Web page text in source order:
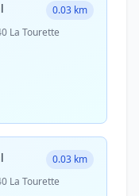
0.03 km
La Tourette
0.03 km
La Tourette